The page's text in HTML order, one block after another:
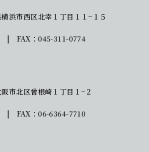
浜市西区北幸１丁目１１−１５
| FAX：045-311-0774
市北区曾根崎１丁目１−２
| FAX：06-6364-7710